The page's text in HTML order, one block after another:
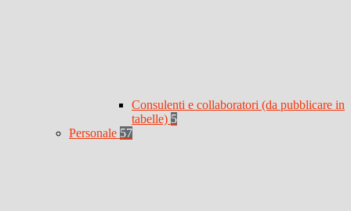
Consulenti e collaboratori (da pubblicare in
tabelle) 5
Personale 57